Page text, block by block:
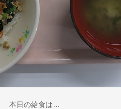
本日の給食は…